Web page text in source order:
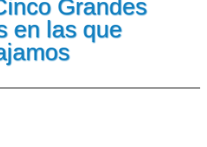
Grandes
en las que